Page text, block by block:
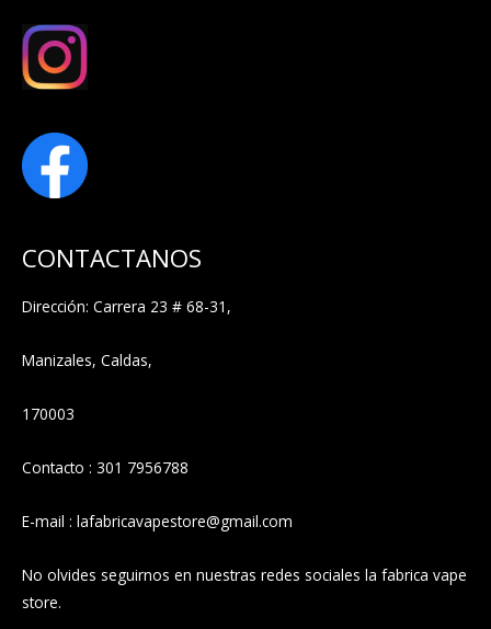
CONTACTANOS
Dirección: Carrera 23 # 68-31,
Manizales, Caldas,
170003
Contacto : 301 7956788
E-mail : lafabricavapestore@gmail.com
No olvides seguirnos en nuestras redes sociales la fabrica vape
store.